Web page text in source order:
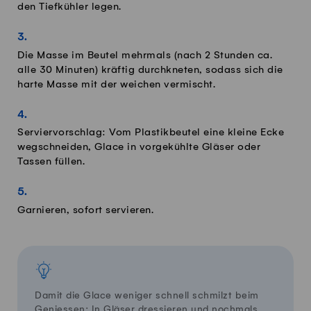
den Tiefkühler legen.
Die Masse im Beutel mehrmals (nach 2 Stunden ca.
alle 30 Minuten) kräftig durchkneten, sodass sich die
harte Masse mit der weichen vermischt.
Serviervorschlag: Vom Plastikbeutel eine kleine Ecke
wegschneiden, Glace in vorgekühlte Gläser oder
Tassen füllen.
Garnieren, sofort servieren.
Damit die Glace weniger schnell schmilzt beim